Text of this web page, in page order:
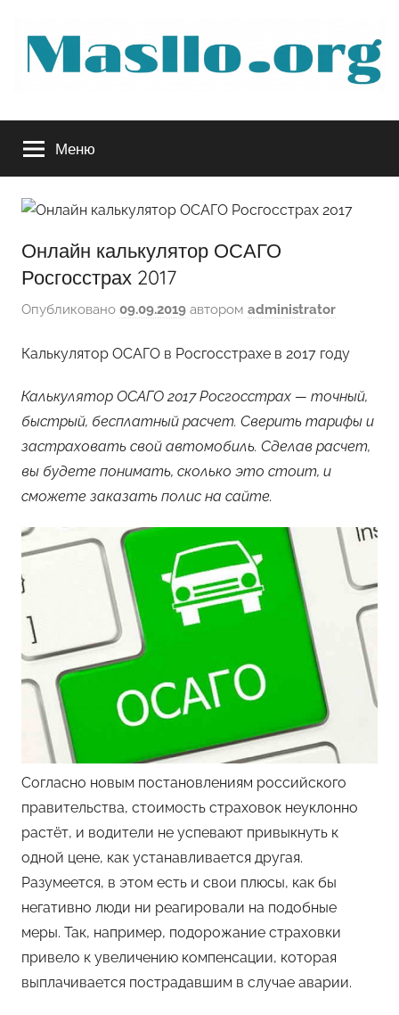
содержимому
Руководство
по
обслуживанию
вашего
авто
Меню
Онлайн калькулятор ОСАГО
Росгосстрах 2017
Опубликовано 09.09.2019 автором administrator
Калькулятор ОСАГО в Росгосстрахе в 2017 году
Калькулятор ОСАГО 2017 Росгосстрах — точный,
быстрый, бесплатный расчет. Сверить тарифы и
застраховать свой автомобиль. Сделав расчет,
вы будете понимать, сколько это стоит, и
сможете заказать полис на сайте.
Согласно новым постановлениям российского
правительства, стоимость страховок неуклонно
растёт, и водители не успевают привыкнуть к
одной цене, как устанавливается другая.
Разумеется, в этом есть и свои плюсы, как бы
негативно люди ни реагировали на подобные
меры. Так, например, подорожание страховки
привело к увеличению компенсации, которая
выплачивается пострадавшим в случае аварии.